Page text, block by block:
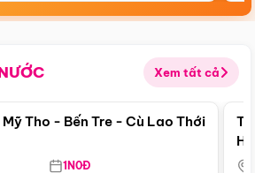
Xem tất cả
Điểm nổi bật
Mỹ Tho - Bến Tre - Cù Lao Thới
1N0Đ